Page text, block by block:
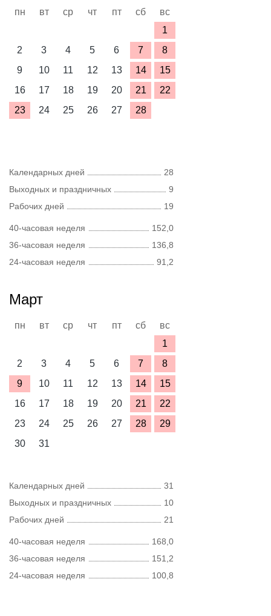
пн вт ср чт пт сб
вс
1
2
3 4 5 6 7
8
9
10 11 12 13 14
15
16
17 18 19 20 21
22
23
24 25 26 27 28
Календарных дней
28
Выходных и праздничных
9
Рабочих дней
19
40-часовая неделя
152,0
36-часовая неделя
136,8
24-часовая неделя
91,2
Март
пн вт ср чт пт сб
вс
1
2
3 4 5 6 7
8
9
10 11 12 13 14
15
16
17 18 19 20 21
22
23
24 25 26 27 28
29
30
31
Календарных дней
31
Выходных и праздничных
10
Рабочих дней
21
40-часовая неделя
168,0
36-часовая неделя
151,2
24-часовая неделя
100,8